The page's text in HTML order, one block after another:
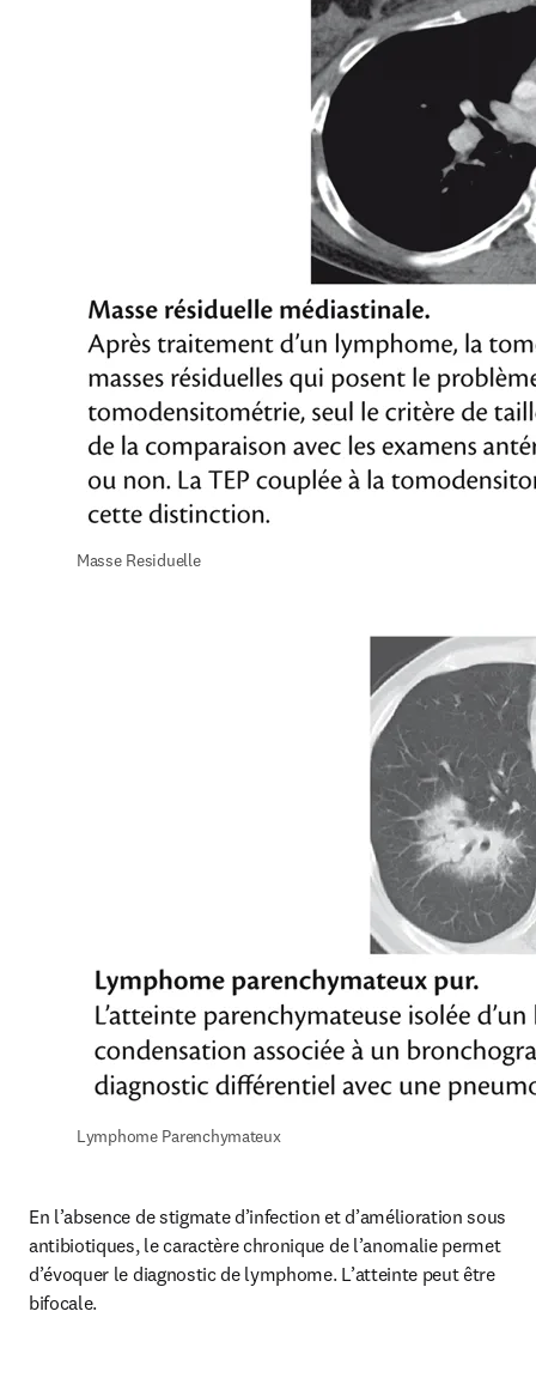
Masse Residuelle
Lymphome Parenchymateux
En l’absence de stigmate d’infection et d’amélioration sous
antibiotiques, le caractère chronique de l’anomalie permet
d’évoquer le diagnostic de lymphome. L’atteinte peut être
bifocale.